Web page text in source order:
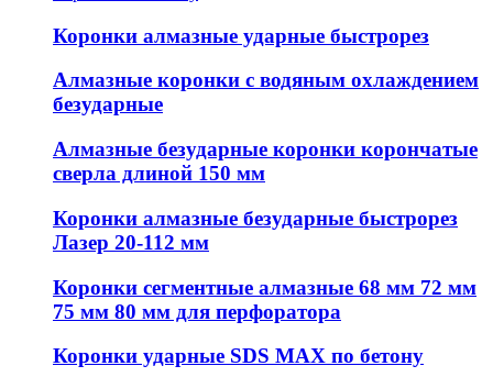
Коронки алмазные ударные быстрорез
Алмазные коронки с водяным охлаждением
безударные
Алмазные безударные коронки корончатые
сверла длиной 150 мм
Коронки алмазные безударные быстрорез
Лазер 20-112 мм
Коронки сегментные алмазные 68 мм 72 мм
75 мм 80 мм для перфоратора
Коронки ударные SDS MAX по бетону